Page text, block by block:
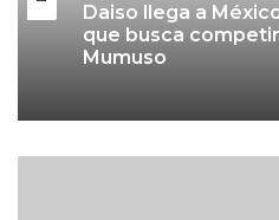
Daiso llega a
que busca
Mumuso